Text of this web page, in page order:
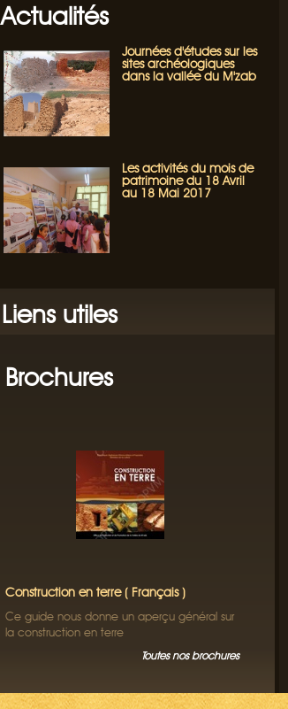
Actualités
Journées d'études sur les
sites archéologiques
dans la vallée du M'zab
Les activités du mois de
patrimoine du 18 Avril
au 18 Mai 2017
Liens utiles
Brochures
Construction en terre ( Français )
Ce guide nous donne un aperçu général sur
la construction en terre
Toutes nos brochures